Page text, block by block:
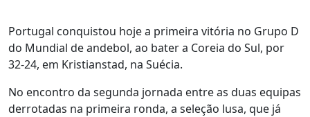
Portugal conquistou hoje a primeira vitória no Grupo D
do Mundial de andebol, ao bater a Coreia do Sul, por
32-24, em Kristianstad, na Suécia.
No encontro da segunda jornada entre as duas equipas
derrotadas na primeira ronda, a seleção lusa, que já